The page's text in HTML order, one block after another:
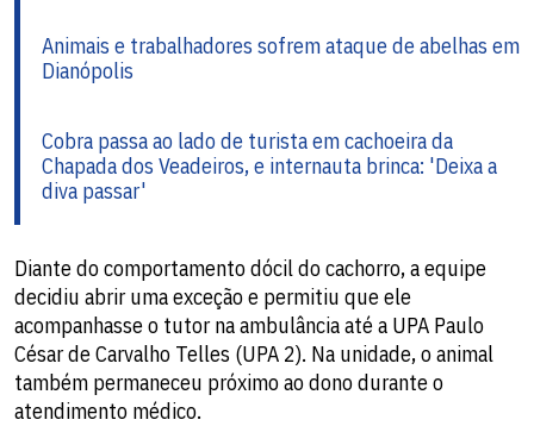
Animais e trabalhadores sofrem ataque de abelhas em
Dianópolis
Cobra passa ao lado de turista em cachoeira da
Chapada dos Veadeiros, e internauta brinca: 'Deixa a
diva passar'
Diante do comportamento dócil do cachorro, a equipe
decidiu abrir uma exceção e permitiu que ele
acompanhasse o tutor na ambulância até a UPA Paulo
César de Carvalho Telles (UPA 2). Na unidade, o animal
também permaneceu próximo ao dono durante o
atendimento médico.